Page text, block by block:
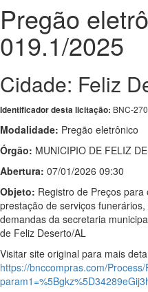
Pregão
019.1/2025
Cidade: Feliz
Identificador desta licitação: BNC-
Modalidade: Pregão eletrônico
Órgão: MUNICIPIO DE FELIZ
Abertura: 07/01/2026 09:30
Objeto: Registro de Preços
prestação de serviços
demandas da secretaria
de Feliz Deserto/AL
Visitar site original para mais
https://bnccompras.com/Process/